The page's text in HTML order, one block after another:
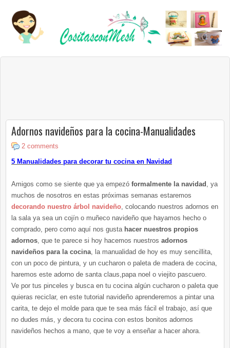
Adornos navideños para la cocina-Manualidades
2 comments
5 Manualidades para decorar tu cocina en Navidad
Amigos como se siente que ya empezó formalmente la navidad , ya
muchos de nosotros en estas próximas semanas estaremos
decorando nuestro árbol navideño , colocando nuestros adornos en
la sala ya sea un cojín o muñeco navideño que hayamos hecho o
comprado, pero como aquí nos gusta hacer nuestros propios
adornos , que te parece si hoy hacemos nuestros adornos
navideños para la cocina , la manualidad de hoy es muy sencillita,
con un poco de pintura, y un cucharon o paleta de madera de cocina,
haremos este adorno de santa claus,papa noel o viejito pascuero.
Ve por tus pinceles y busca en tu cocina algún cucharon o paleta que
quieras reciclar, en este tutorial navideño aprenderemos a pintar una
carita, te dejo el molde para que te sea más fácil el trabajo, así que
no dudes más, y decora tu cocina con estos bonitos adornos
navideños hechos a mano, que te voy a enseñar a hacer ahora.